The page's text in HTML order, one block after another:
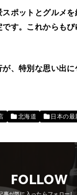
ポットとグルメ
す。これからも
、特別な思い出
北海道
日本の
FOLLOW